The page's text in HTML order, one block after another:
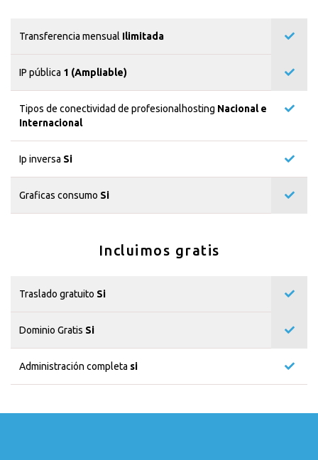
Transferencia mensual Ilimitada
IP pública 1 (Ampliable)
Tipos de conectividad de profesionalhosting Nacional e
Internacional
Ip inversa Si
Graficas consumo Si
Incluimos gratis
Traslado gratuito Si
Dominio Gratis Si
Administración completa si